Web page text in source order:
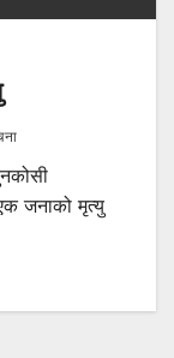
जनाको मृत्यु